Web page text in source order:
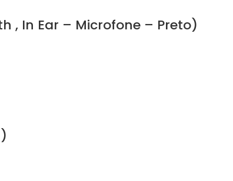
, In Ear – Microfone – Preto)